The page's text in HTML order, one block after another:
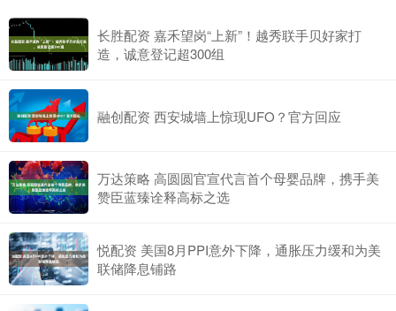
长胜配资 嘉禾望岗“上新”！越秀联手贝好家打
造，诚意登记超300组
融创配资 西安城墙上惊现UFO？官方回应
万达策略 高圆圆官宣代言首个母婴品牌，携手美
赞臣蓝臻诠释高标之选
悦配资 美国8月PPI意外下降，通胀压力缓和为美
联储降息铺路